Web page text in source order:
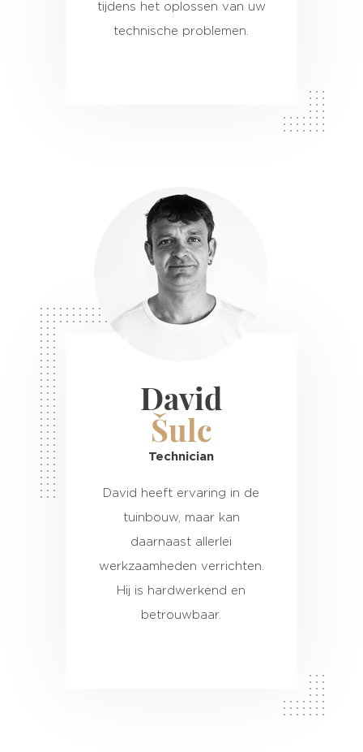
tijdens het oplossen van uw
technische problemen.
David
Šulc
Technician
David heeft ervaring in de
tuinbouw, maar kan
daarnaast allerlei
werkzaamheden verrichten.
Hij is hardwerkend en
betrouwbaar.